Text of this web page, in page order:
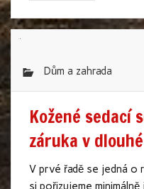
Dům a zahrada
Kožené sedací
záruka v
V prvé řadě se jedná o
si pořizujeme